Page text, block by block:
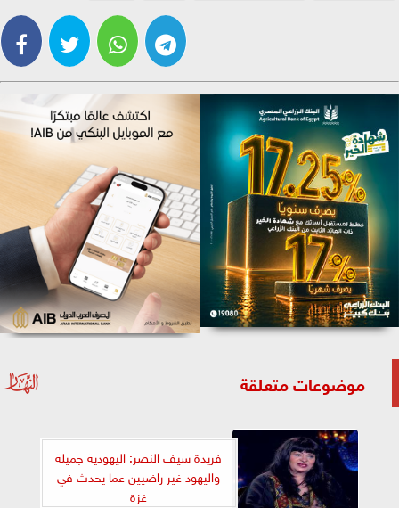
موضوعات متعلقة
فريدة سيف النصر: اليهودية جميلة
واليهود غير راضيين عما يحدث في
غزة